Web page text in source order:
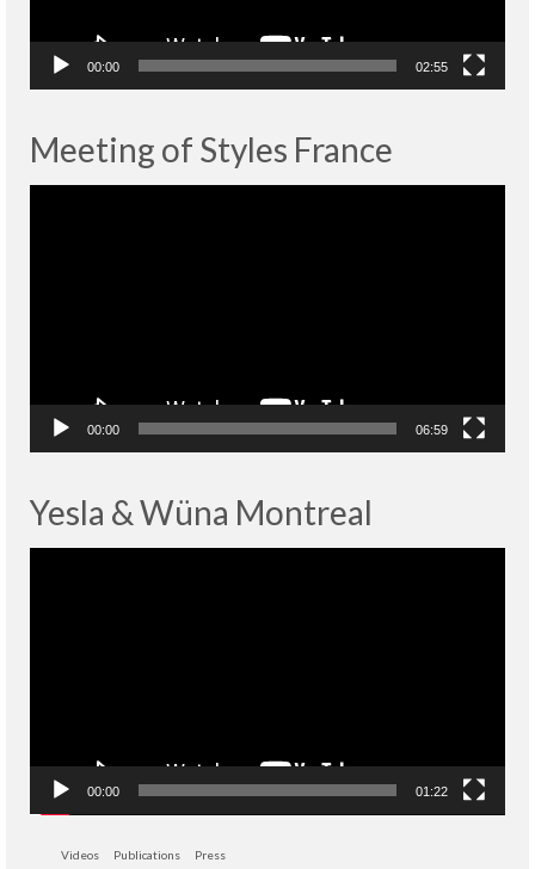
00:00 02:55
Meeting of Styles France
00:00 06:59
Yesla & Wüna Montreal
00:00 01:22
Videos Publications Press